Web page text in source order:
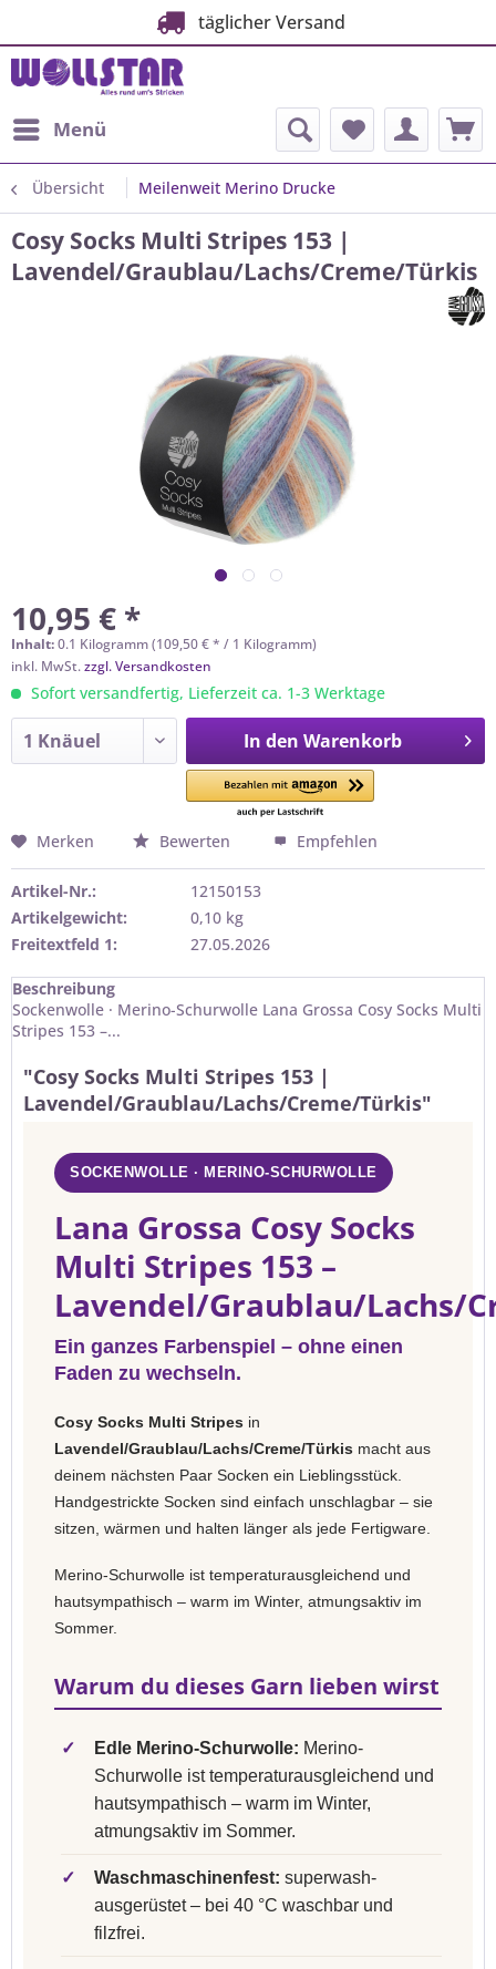
täglicher Versand
Menü
Übersicht Meilenweit Merino Drucke
Cosy Socks Multi Stripes 153 |
Lavendel/Graublau/Lachs/Creme/Türkis
10,95 € *
Inhalt:0.1 Kilogramm (109,50 € * / 1 Kilogramm)
inkl. MwSt.zzgl. Versandkosten
Sofort versandfertig, Lieferzeit ca. 1-3 Werktage
In den Warenkorb
Merken Bewerten Empfehlen
Artikel-Nr.:
12150153
Artikelgewicht:
0,10 kg
Freitextfeld 1:
27.05.2026
Beschreibung
Sockenwolle · Merino-Schurwolle Lana Grossa Cosy Socks Multi
Stripes 153 –...
"Cosy Socks Multi Stripes 153 |
Lavendel/Graublau/Lachs/Creme/Türkis"
SOCKENWOLLE · MERINO-SCHURWOLLE
Lana Grossa Cosy Socks
Multi Stripes 153 –
Lavendel/Graublau/Lachs/
Ein ganzes Farbenspiel – ohne einen
Faden zu wechseln.
Cosy Socks Multi Stripes in
Lavendel/Graublau/Lachs/Creme/Türkis macht aus
deinem nächsten Paar Socken ein Lieblingsstück.
Handgestrickte Socken sind einfach unschlagbar – sie
sitzen, wärmen und halten länger als jede Fertigware.
Merino-Schurwolle ist temperaturausgleichend und
hautsympathisch – warm im Winter, atmungsaktiv im
Sommer.
Warum du dieses Garn lieben wirst
✓ Edle Merino-Schurwolle: Merino-
Schurwolle ist temperaturausgleichend und
hautsympathisch – warm im Winter,
atmungsaktiv im Sommer.
✓ Waschmaschinenfest: superwash-
ausgerüstet – bei 40 °C waschbar und
filzfrei.